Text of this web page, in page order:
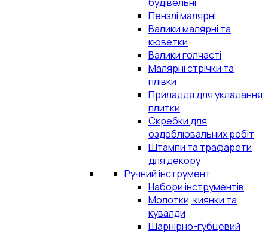
Пензлі малярні
Валики малярні та
кюветки
Валики голчасті
Малярні стрічки та
плівки
Приладдя для укладання
плитки
Скребки для
оздоблювальних робіт
Штампи та трафарети
для декору
Ручний інструмент
Набори інструментів
Молотки, киянки та
кувалди
Шарнірно-губцевий